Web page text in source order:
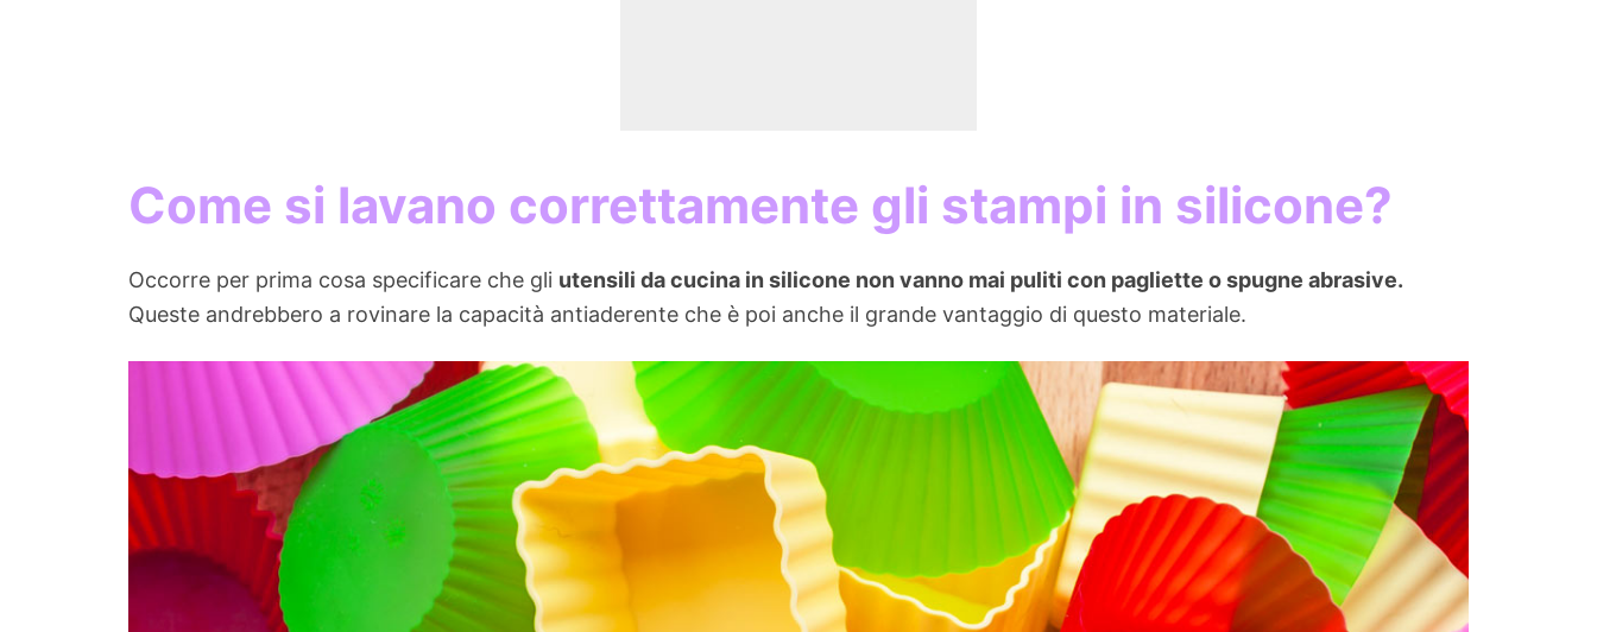
Come si lavano correttamente gli stampi in silicone?
Occorre per prima cosa specificare che gli utensili da cucina in silicone non vanno mai puliti con pagliette o spugne abrasive.
Queste andrebbero a rovinare la capacità antiaderente che è poi anche il grande vantaggio di questo materiale.